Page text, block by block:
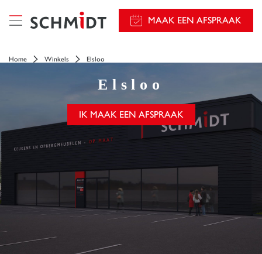
MAAK EEN AFSPRAAK
Home Winkels Elsloo
Elsloo
IK MAAK EEN AFSPRAAK